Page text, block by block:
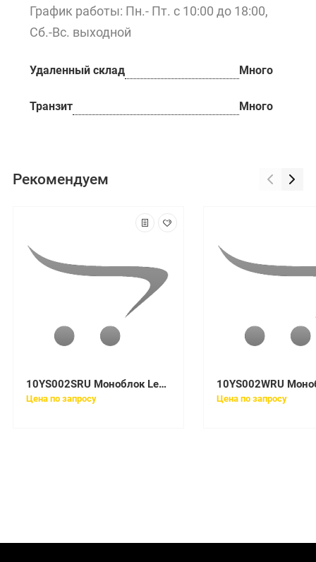
График работы: Пн.- Пт. с 10:00 до 18:00,
Сб.-Вс. выходной
Удаленный склад Много
Транзит Много
Рекомендуем
10YS002SRU Моноблок Lenovo V540-24IWL All-In-One 23,8in i3-8145U
Цена по запросу Цена по запросу